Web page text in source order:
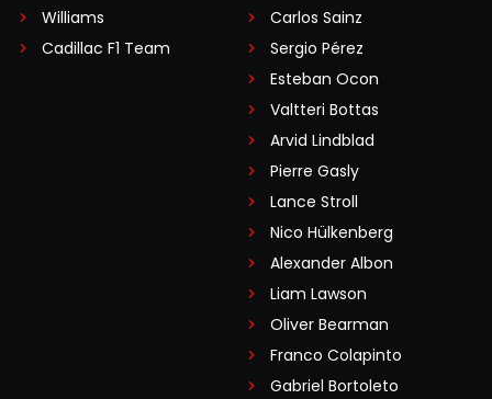
Williams
Cadillac F1 Team
Carlos Sainz
Sergio Pérez
Esteban Ocon
Valtteri Bottas
Arvid Lindblad
Pierre Gasly
Lance Stroll
Nico Hülkenberg
Alexander Albon
Liam Lawson
Oliver Bearman
Franco Colapinto
Gabriel Bortoleto